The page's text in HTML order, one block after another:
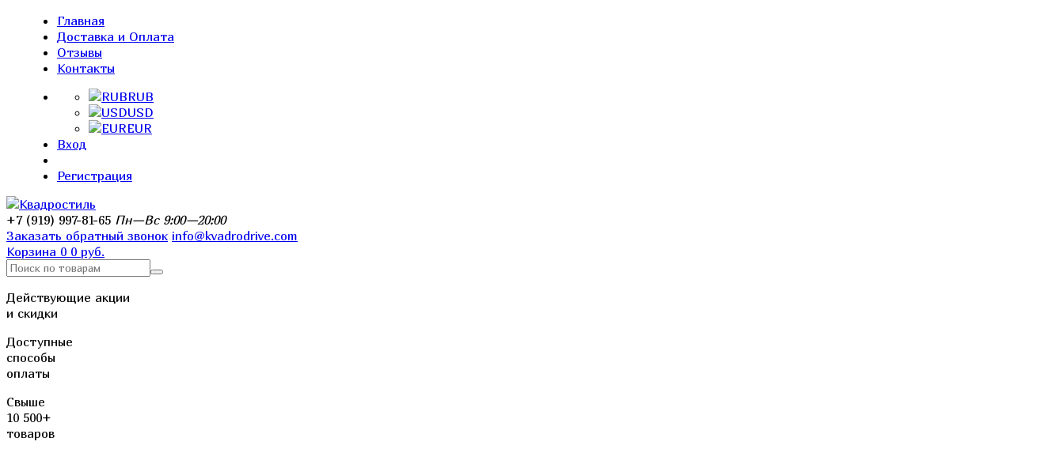
Главная
Доставка и Оплата
Отзывы
Контакты
RUB
USD
EUR
Вход
Регистрация
+7 (919) 997-81-65 Пн—Вс 9:00—20:00
Заказать обратный звонок info@kvadrodrive.com
Корзина 0 0 руб.
Действующие акции
и скидки
Доступные
способы
оплаты
Свыше
10 500+
товаров